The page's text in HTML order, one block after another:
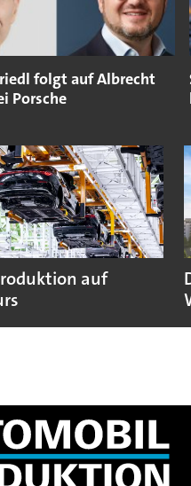
folgt auf Albrecht
Porsche
auf